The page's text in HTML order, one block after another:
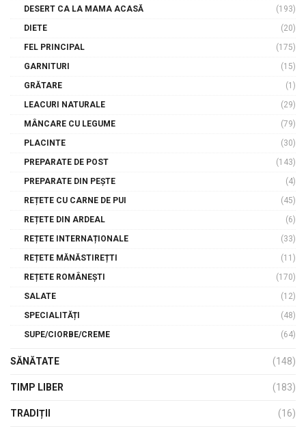
DESERT CA LA MAMA ACASĂ
(193)
DIETE
(20)
FEL PRINCIPAL
(175)
GARNITURI
(15)
GRĂTARE
(1)
LEACURI NATURALE
(29)
MÂNCARE CU LEGUME
(79)
PLACINTE
(30)
PREPARATE DE POST
(143)
PREPARATE DIN PEȘTE
(4)
REȚETE CU CARNE DE PUI
(45)
REȚETE DIN ARDEAL
(6)
REȚETE INTERNAȚIONALE
(33)
REȚETE MĂNĂSTIREȚTI
(11)
REȚETE ROMÂNEȘTI
(170)
SALATE
(12)
SPECIALITĂȚI
(48)
SUPE/CIORBE/CREME
(64)
SĂNĂTATE (148)
TIMP LIBER (183)
TRADIȚII (16)